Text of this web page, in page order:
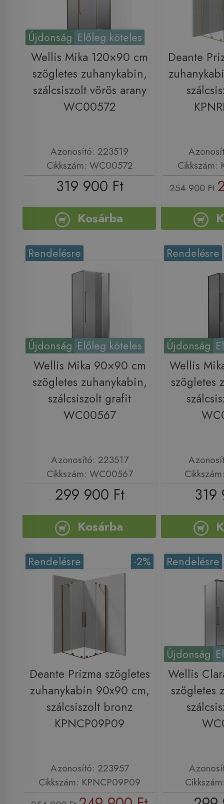
Újdonság Előleg köteles
Wellis Mika 120×90 cm
szögletes zuhanykabin,
szálcsiszolt vörös arany
WC00572
Azonosító: 223519
Cikkszám: WC00572
319 900 Ft
Kosárba
Deante
Cikkszám:
254 900 Ft
Újdonság Előleg köteles
Rendelésre
Wellis Mika 90×90 cm
szögletes zuhanykabin,
szálcsiszolt grafit
WC00567
Azonosító: 223517
Cikkszám: WC00567
299 900 Ft
Kosárba
Újdonság
Rendelésre
Wellis
szögletes
319
-2%
Rendelésre
Deante Prizma szögletes
zuhanykabin 90x90 cm,
szálcsiszolt bronz
KPNCP09P09
Azonosító: 223957
Cikkszám: KPNCP09P09
Újdonság
Rendelésre
Wellis
szögletes